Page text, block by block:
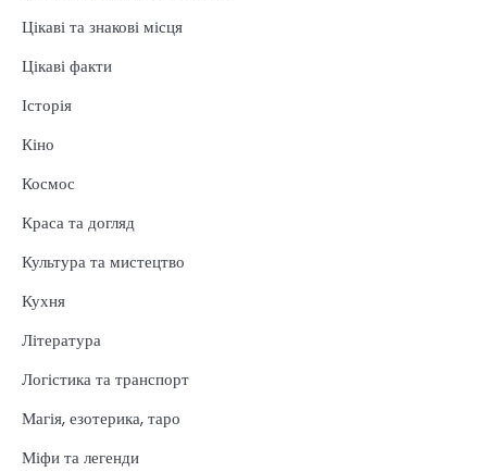
Цікаві та знакові місця
Цікаві факти
Історія
Кіно
Космос
Краса та догляд
Культура та мистецтво
Кухня
Література
Логістика та транспорт
Магія, езотерика, таро
Міфи та легенди